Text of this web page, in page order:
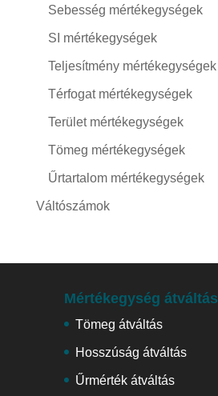
Sebesség mértékegységek
SI mértékegységek
Teljesítmény mértékegységek
Térfogat mértékegységek
Terület mértékegységek
Tömeg mértékegységek
Űrtartalom mértékegységek
Váltószámok
Mértékegység átváltás
Tömeg átváltás
Hosszúság átváltás
Űrmérték átváltás